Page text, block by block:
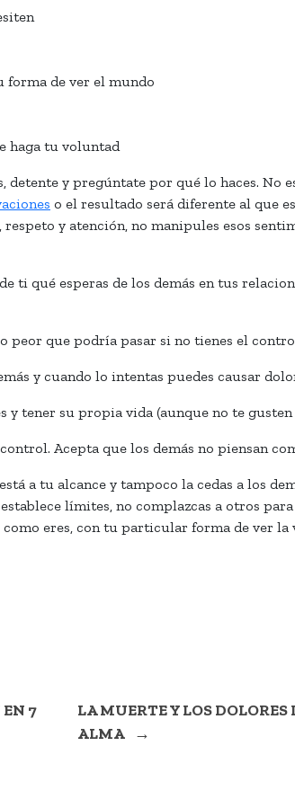
forma de ver el mundo
haga tu voluntad
detente y pregúntate por qué lo haces. No
o el resultado será diferente al que
y atención, no manipules esos
ti qué esperas de los demás en tus
peor que podría pasar si no tienes el
y cuando lo intentas puedes causar
y tener su propia vida (aunque no te gusten
Acepta que los demás no piensan
a tu alcance y tampoco la cedas a los
límites, no complazcas a otros
como eres, con tu particular forma de ver la
7
LA MUERTE Y LOS DOLORES
ALMA →